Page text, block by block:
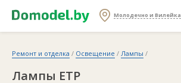
Молодечно и Вилейка
Ремонт и отделка / Освещение / Лампы /
Лампы ETP